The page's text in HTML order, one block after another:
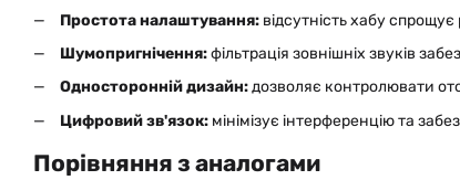
Простота налаштування: відсутність хабу
Шумопригнічення:фільтрація зовнішніх звуків
Односторонній дизайн:дозволяє контролювати
Цифровий зв'язок: мінімізує інтерференцію та
Порівняння з аналогами